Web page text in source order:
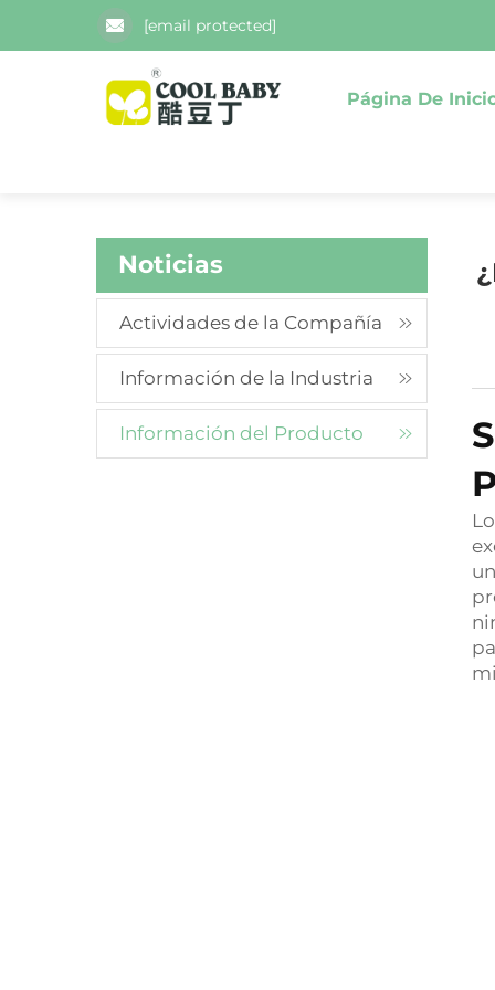
[email protected]
Página De
Noticias
Actividades de la Compañía
Información de la Industria
Información del Producto